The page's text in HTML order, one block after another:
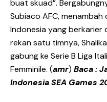
buat skuad”.
Subiaco AFC,
Indonesia yang berkarier
rekan satu timnya,
gabung ke Serie B Liga
Femminile. (amr) Baca :
Indonesia SEA Games